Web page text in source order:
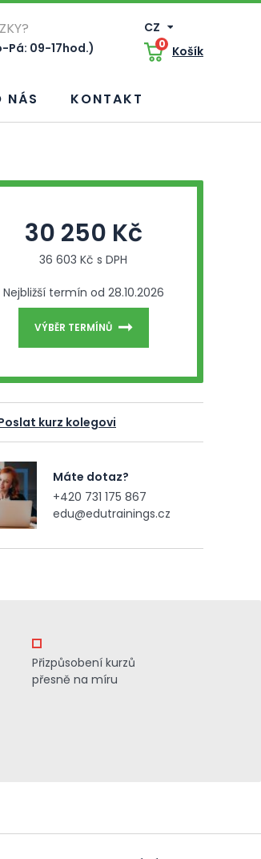
Pá: 09-17hod.)
CZ
0 Košík
NÁS KONTAKT
30 250 Kč
36 603 Kč s DPH
Nejbližší termín od 28.10.2026
VÝBĚR TERMÍNŮ
kurz kolegovi
Máte dotaz?
+420 731 175 867
edu@edutrainings.cz
Přizpůsobení kurzů
přesně na míru